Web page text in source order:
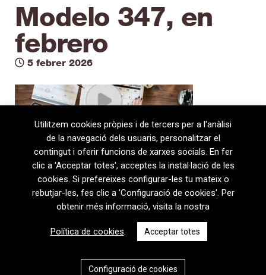
Modelo 347, en
febrero
5 febrer 2026
08720 Vilafranca del Penedès · General Prim 5, 2n · Barcelona
T+34 938 170 417 ·
+34 938 170 301
Política de privacitat|Política de cookies
Utilitzem cookies pròpies i de tercers per a l'anàlisi
de la navegació dels usuaris, personalitzar el
contingut i oferir funcions de xarxes socials. En fer
clic a 'Acceptar totes', acceptes la instal·lació de les
cookies. Si prefereixes configurar-les tu mateix o
rebutjar-les, fes clic a 'Configuració de cookies'. Per
obtenir més informació, visita la nostra
Política de cookies. Acceptar totes
Configuració de cookies